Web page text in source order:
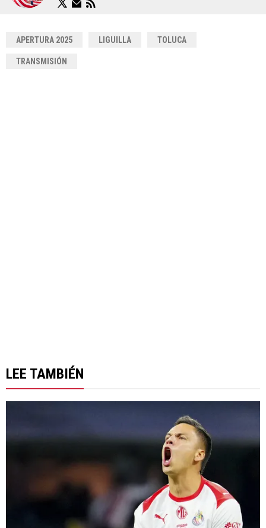
APERTURA 2025 LIGUILLA TOLUCA
TRANSMISIÓN
LEE TAMBIÉN